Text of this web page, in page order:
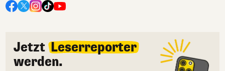
Jetzt Leserreporter
werden.